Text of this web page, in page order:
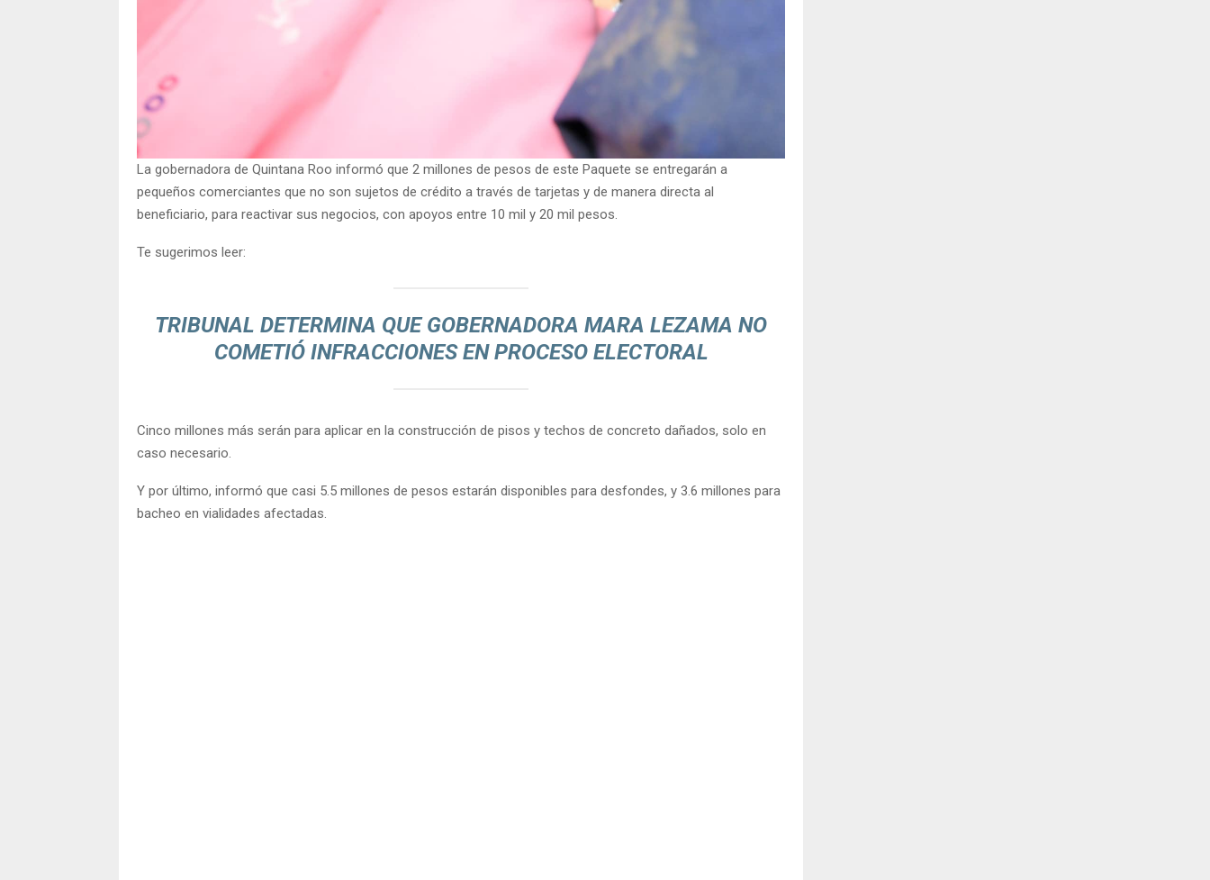
La gobernadora de Quintana Roo informó que 2 millones de pesos de este Paquete se entregarán a
pequeños comerciantes que no son sujetos de crédito a través de tarjetas y de manera directa al
beneficiario, para reactivar sus negocios, con apoyos entre 10 mil y 20 mil pesos.
Te sugerimos leer:
TRIBUNAL DETERMINA QUE GOBERNADORA MARA LEZAMA NO
COMETIÓ INFRACCIONES EN PROCESO ELECTORAL
Cinco millones más serán para aplicar en la construcción de pisos y techos de concreto dañados, solo en
caso necesario.
Y por último, informó que casi 5.5 millones de pesos estarán disponibles para desfondes, y 3.6 millones para
bacheo en vialidades afectadas.